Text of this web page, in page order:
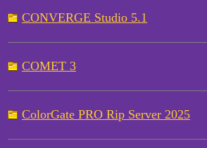
CONVERGE Studio 5.1
COMET 3
ColorGate PRO Rip Server 2025